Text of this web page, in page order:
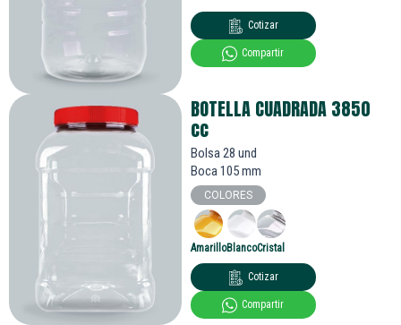
Cotizar
Compartir
BOTELLA CUADRADA 3850
cc
Bolsa 28 und
Boca 105 mm
COLORES
AmarilloBlancoCristal
Cotizar
Compartir